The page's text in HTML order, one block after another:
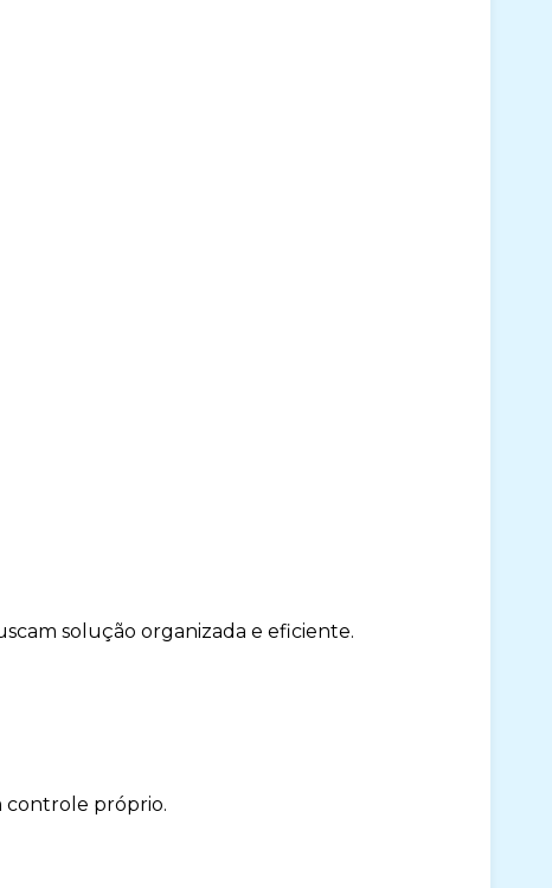
solução organizada e eficiente.
controle próprio.